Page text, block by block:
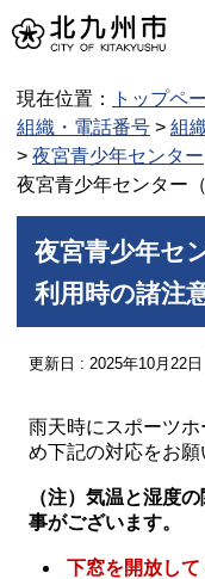
現在位置： トップペ
組織・電話番号 > 組
> 夜宮青少年センター
夜宮青少年センター
夜宮青少年セ
利用時の諸注意
更新日 : 2025年10月22日
雨天時にスポーツ
め下記の対応をお願
（注）気温と湿度
事がございます。
下窓を開放し